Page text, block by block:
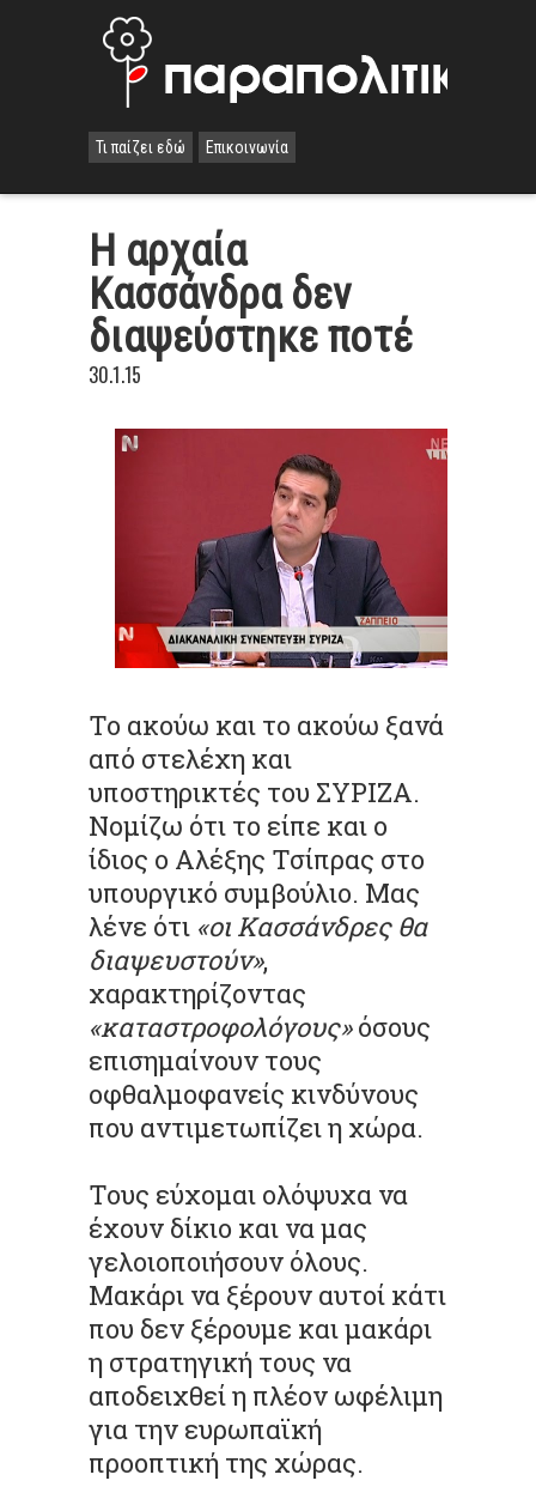
Τι παίζει εδώ Επικοινωνία
Η αρχαία
Κασσάνδρα δεν
διαψεύστηκε ποτέ
30.1.15
Το ακούω και το ακούω ξανά
από στελέχη και
υποστηρικτές του ΣΥΡΙΖΑ.
Νομίζω ότι το είπε και ο
ίδιος ο Αλέξης Τσίπρας στο
υπουργικό συμβούλιο. Μας
λένε ότι «οι Κασσάνδρες θα
διαψευστούν»,
χαρακτηρίζοντας
«καταστροφολόγους»όσους
επισημαίνουν τους
οφθαλμοφανείς κινδύνους
που αντιμετωπίζει η χώρα.
Τους εύχομαι ολόψυχα να
έχουν δίκιο και να μας
γελοιοποιήσουν όλους.
Μακάρι να ξέρουν αυτοί κάτι
που δεν ξέρουμε και μακάρι
η στρατηγική τους να
αποδειχθεί η πλέον ωφέλιμη
για την ευρωπαϊκή
προοπτική της χώρας.